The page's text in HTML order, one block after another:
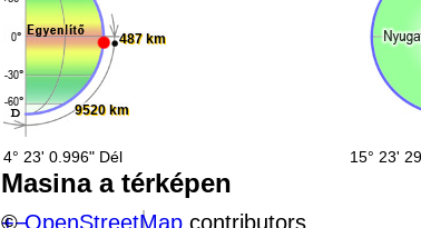
9520 km
487 km
4° 23' 0.996" Dél 15° 23'
Masina a térképen
+−
©OpenStreetMap contributors